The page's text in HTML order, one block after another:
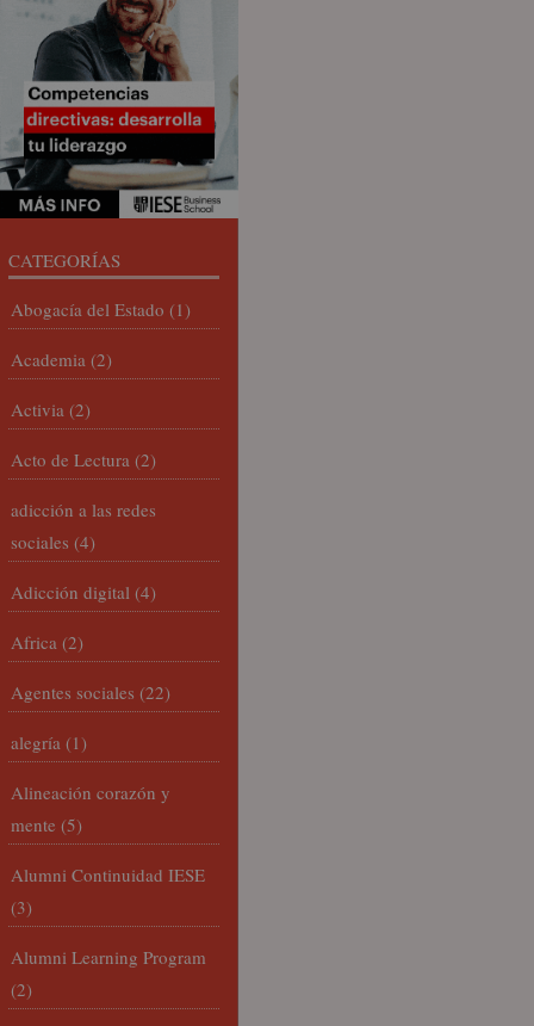
CATEGORÍAS
Abogacía del Estado (1)
Academia (2)
Activia (2)
Acto de Lectura (2)
adicción a las redes
sociales (4)
Adicción digital (4)
Africa (2)
Agentes sociales (22)
alegría (1)
Alineación corazón y
mente (5)
Alumni Continuidad IESE
(3)
Alumni Learning Program
(2)